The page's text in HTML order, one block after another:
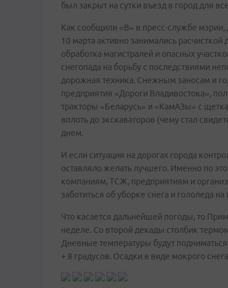
был закрыт на сутки въезд в город для
Как сообщили «В» в пресс-службе
10 марта активно занимались
обработка магистралей и опасных
снегопада на борьбу с последствиями
дорожная техника. Снежным заносам и
предприятия «Дороги Владивостока»,
тракторы «Беларусь» и «КамАЗы» с
вплоть до экскаваторов (чему стал
днем.
И если ситуация на дорогах города
оставляло желать лучшего. Именно по
компаниям, ТСЖ, предприятиям и
заботиться об уборке снега и гололеда
Что касается дальнейшей погоды, то
неделе. Со второй декады столбик
Дневные температуры будут
+ 8 градусов. Осадки в виде мокрого